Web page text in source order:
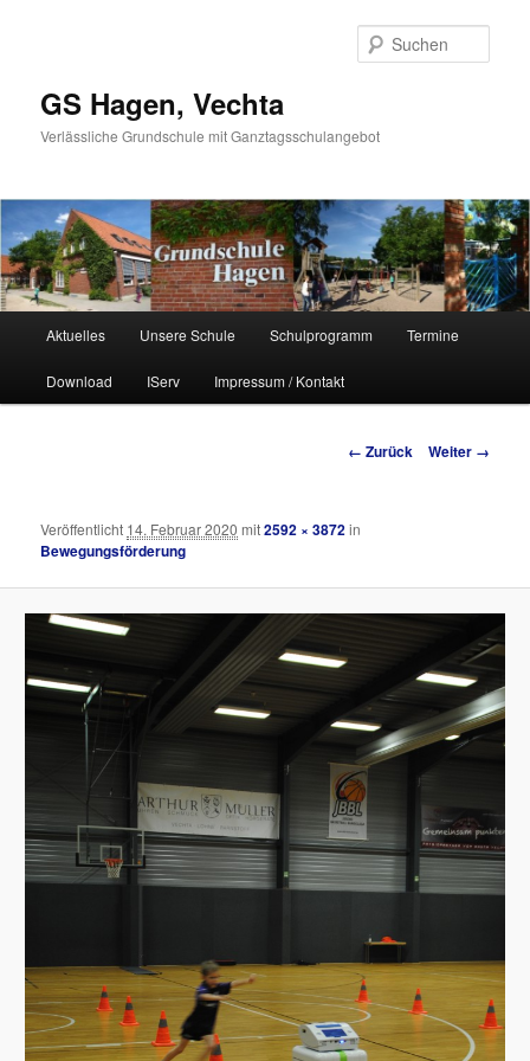
GS Hagen, Vechta
Verlässliche Grundschule mit Ganztagsschulangebot
Zum Inhalt wechseln
Zum sekundären Inhalt wechseln
Aktuelles Unsere Schule Schulprogramm Termine
Download IServ Impressum / Kontakt
Bilder-Navigation
← Zurück Weiter →
Veröffentlicht 14. Februar 2020 mit2592 × 3872in
Bewegungsförderung